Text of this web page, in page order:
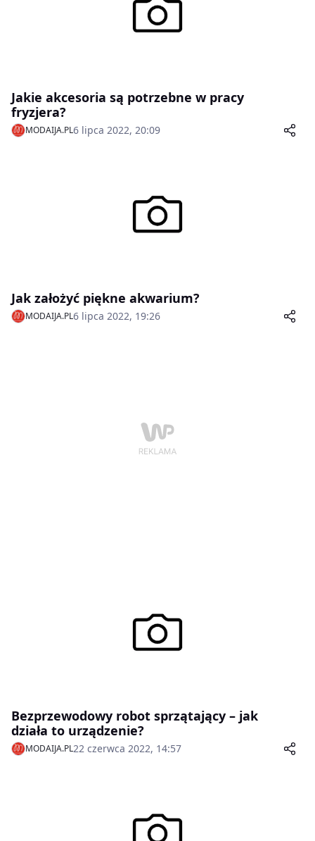
Jakie akcesoria są potrzebne w pracy
fryzjera?
MODAIJA.PL6 lipca 2022, 20:09
Jak założyć piękne akwarium?
MODAIJA.PL6 lipca 2022, 19:26
Bezprzewodowy robot sprzątający – jak
działa to urządzenie?
MODAIJA.PL22 czerwca 2022, 14:57